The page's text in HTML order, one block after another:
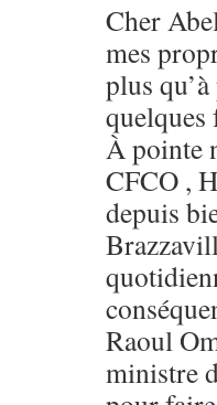
Cher
mes
plus
À pointe
CFCO ,
depuis
Raoul
ministre